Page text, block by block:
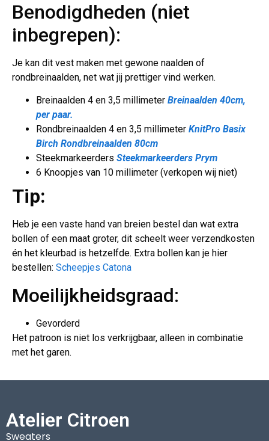
Benodigdheden (niet
inbegrepen):
Je kan dit vest maken met gewone naalden of
rondbreinaalden, net wat jij prettiger vind werken.
Breinaalden 4 en 3,5 millimeter Breinaalden 40cm,
per paar.
Rondbreinaalden 4 en 3,5 millimeter KnitPro Basix
Birch Rondbreinaalden 80cm
Steekmarkeerders Steekmarkeerders Prym
6 Knoopjes van 10 millimeter (verkopen wij niet)
Tip:
Heb je een vaste hand van breien bestel dan wat extra
bollen of een maat groter, dit scheelt weer verzendkosten
én het kleurbad is hetzelfde. Extra bollen kan je hier
bestellen: Scheepjes Catona
Moeilijkheidsgraad:
Gevorderd
Het patroon is niet los verkrijgbaar, alleen in combinatie
met het garen.
Atelier Citroen
Sweaters